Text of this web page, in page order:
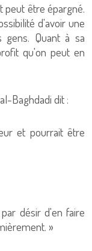
peut être épargné.
d'avoir une
Quant à sa
qu'on peut en
Baghdadi dit :
et pourrait être
désir d'en faire
»